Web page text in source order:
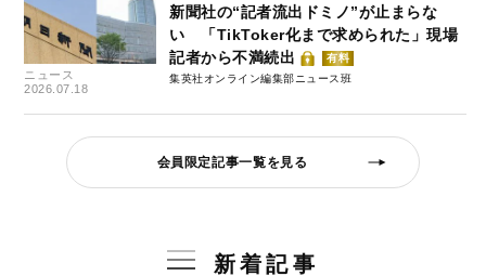
ニュース
2026.07.18
新聞社の“記者流出ドミノ”が止まらな
い 「TikToker化まで求められた」現場
記者から不満続出
有料
集英社オンライン編集部ニュース班
会員限定記事一覧を見る
新着記事